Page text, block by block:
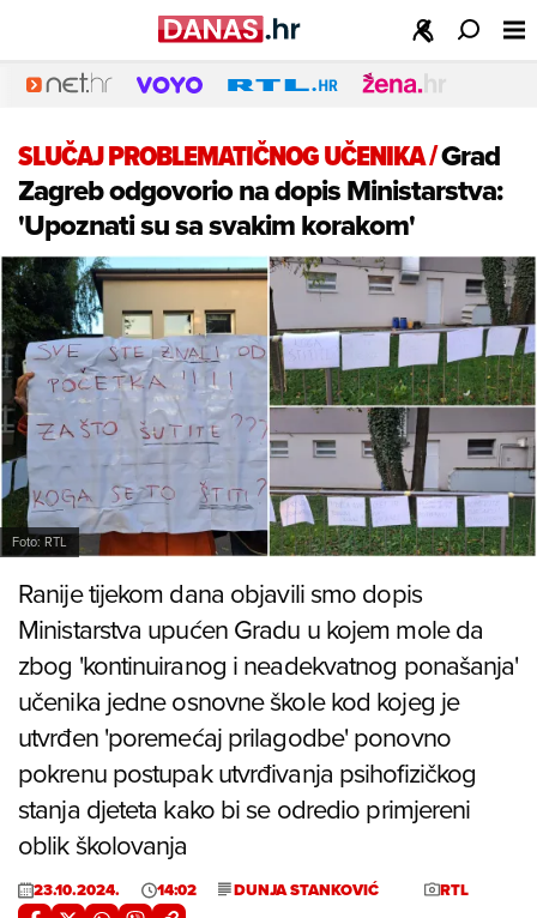
SLUČAJ PROBLEMATIČNOG UČENIKA/Grad
Zagreb odgovorio na dopis Ministarstva:
'Upoznati su sa svakim korakom'
Foto: RTL
Ranije tijekom dana objavili smo dopis
Ministarstva upućen Gradu u kojem mole da
zbog 'kontinuiranog i neadekvatnog ponašanja'
učenika jedne osnovne škole kod kojeg je
utvrđen 'poremećaj prilagodbe' ponovno
pokrenu postupak utvrđivanja psihofizičkog
stanja djeteta kako bi se odredio primjereni
oblik školovanja
23.10.2024. 14:02 DUNJA STANKOVIĆ RTL